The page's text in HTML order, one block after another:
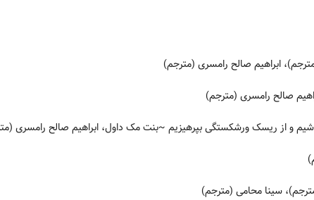
ابراهیم صالح رامسری (مترجم)
صالح رامسری (مترجم)
و از ریسک ورشکستگی بپرهیزیم ~بنت مک داول، ابراهیم صالح رامسری
سینا محامی (مترجم)